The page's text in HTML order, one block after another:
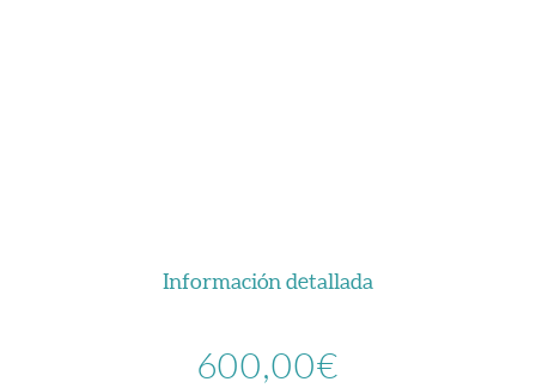
Información detallada
600,00€